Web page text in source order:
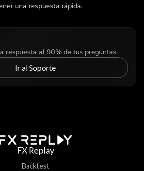
una respuesta rápida.
respuesta al 90% de tus preguntas.
Ir al Soporte
FX Replay
Backtest